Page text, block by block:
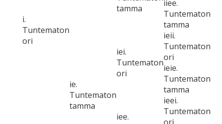
i.
Tuntematon
ori
tamma
iiee.
Tuntematon
tamma
ie.
Tuntematon
tamma
iei.
Tuntematon
ori
ieii.
Tuntematon
ori
ieie.
Tuntematon
tamma
iee.
ieei.
Tuntematon